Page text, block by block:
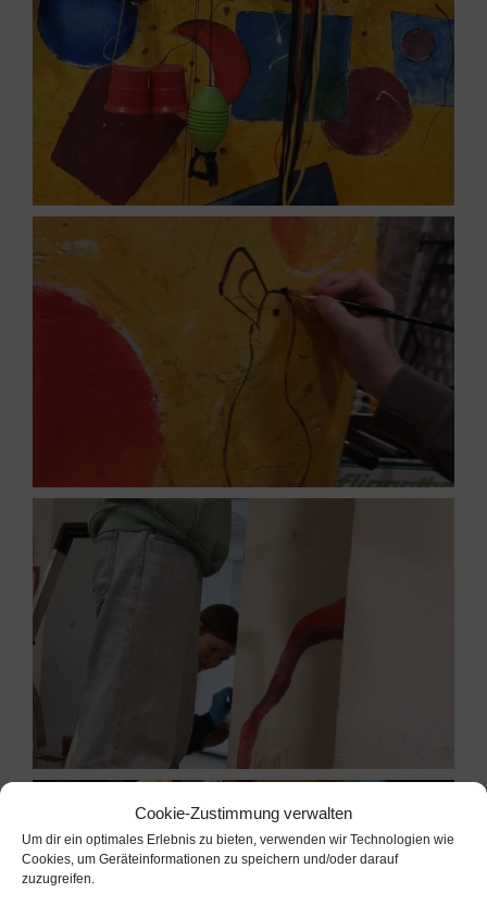
Cookie-Zustimmung verwalten
Um dir ein optimales Erlebnis zu bieten, verwenden wir Technologien wie
Cookies, um Geräteinformationen zu speichern und/oder darauf
zuzugreifen.